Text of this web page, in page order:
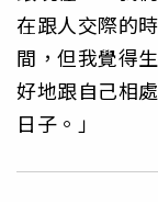
在跟人交際的
間，但我覺得
好地跟自己相
日子。」